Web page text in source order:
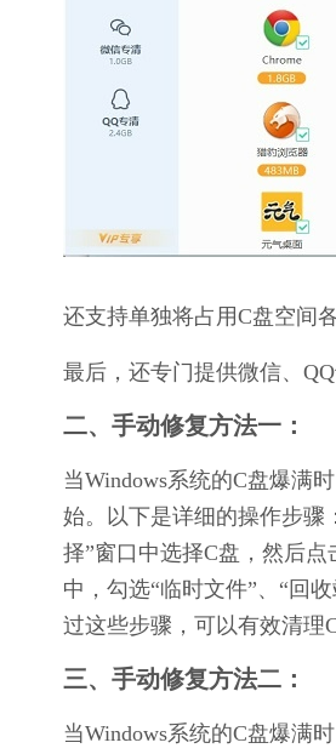
还支持单独将占用C盘空间
最后，还专门提供微信、
二、手动修复方法一：
当Windows系统的C盘爆满
始。以下是详细的操作步骤
择”窗口中选择C盘，然后
中，勾选“临时文件”、“回
过这些步骤，可以有效清理
三、手动修复方法二：
当Windows系统的C盘爆满